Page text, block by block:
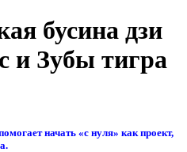
бусина дзи
и Зубы тигра
начать «с нуля» как проект,